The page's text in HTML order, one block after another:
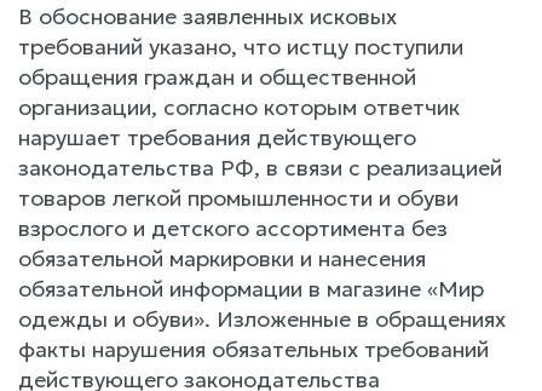
В обоснование заявленных исковых
требований указано, что истцу поступили
обращения граждан и общественной
организации, согласно которым ответчик
нарушает требования действующего
законодательства РФ, в связи с реализацией
товаров легкой промышленности и обуви
взрослого и детского ассортимента без
обязательной маркировки и нанесения
обязательной информации в магазине «Мир
одежды и обуви». Изложенные в обращениях
факты нарушения обязательных требований
действующего законодательства